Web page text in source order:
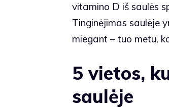
vitamino D iš saulės
Tinginėjimas saulėje
miegant – tuo metu,
5 vietos,
saulėje